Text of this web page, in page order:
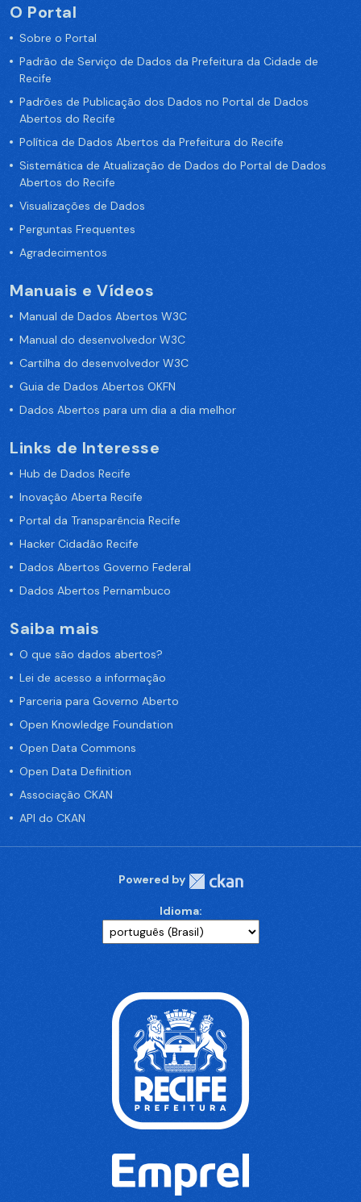
O Portal
Sobre o Portal
Padrão de Serviço de Dados da Prefeitura da Cidade de
Recife
Padrões de Publicação dos Dados no Portal de Dados
Abertos do Recife
Política de Dados Abertos da Prefeitura do Recife
Sistemática de Atualização de Dados do Portal de Dados
Abertos do Recife
Visualizações de Dados
Perguntas Frequentes
Agradecimentos
Manuais e Vídeos
Manual de Dados Abertos W3C
Manual do desenvolvedor W3C
Cartilha do desenvolvedor W3C
Guia de Dados Abertos OKFN
Dados Abertos para um dia a dia melhor
Links de Interesse
Hub de Dados Recife
Inovação Aberta Recife
Portal da Transparência Recife
Hacker Cidadão Recife
Dados Abertos Governo Federal
Dados Abertos Pernambuco
Saiba mais
O que são dados abertos?
Lei de acesso a informação
Parceria para Governo Aberto
Open Knowledge Foundation
Open Data Commons
Open Data Definition
Associação CKAN
API do CKAN
Powered by
Idioma